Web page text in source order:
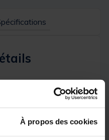
À propos des cookies
goût du jour crée un
version présente un
en acier inoxydable.
la longueur du
bras de levier.